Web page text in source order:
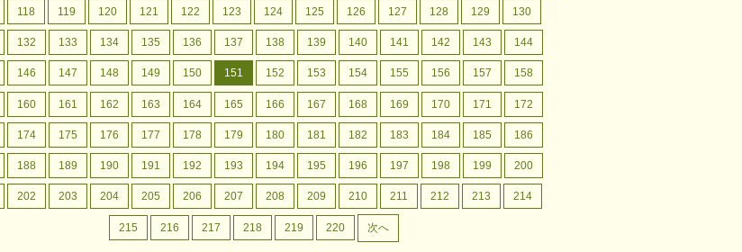
118 119 120 121 122 123 124 125 126 127 128 129 130
132 133 134 135 136 137 138 139 140 141 142 143 144
146 147 148 149 150 151 152 153 154 155 156 157 158
160 161 162 163 164 165 166 167 168 169 170 171 172
174 175 176 177 178 179 180 181 182 183 184 185 186
188 189 190 191 192 193 194 195 196 197 198 199 200
202 203 204 205 206 207 208 209 210 211 212 213 214
215 216 217 218 219 220 次へ